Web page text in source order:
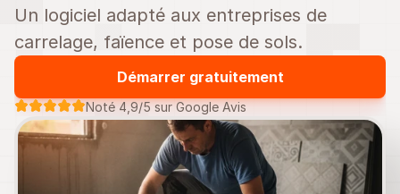
Un logiciel adapté aux entreprises de
carrelage, faïence et pose de sols.
Démarrer gratuitement
Noté 4,9/5 sur Google Avis